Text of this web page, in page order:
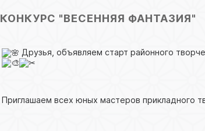
КОНКУРС "ВЕСЕННЯЯ ФАНТАЗИЯ"
Друзья, объявляем старт районного
Приглашаем всех юных мастеров прикладного